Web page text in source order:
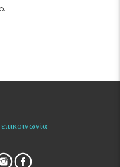
επικοινωνία